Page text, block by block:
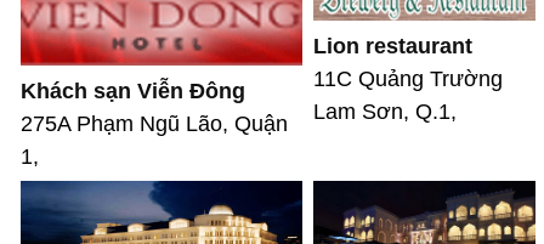
Khách sạn Viễn Đông
275A Phạm Ngũ Lão, Quận
1,
Lion restaurant
11C Quảng Trường
Lam Sơn, Q.1,